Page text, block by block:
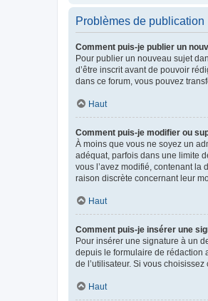
Problèmes de publication
Comment puis-je publier un
Pour publier un nouveau sujet
d’être inscrit avant de pouvoir
dans ce forum, vous pouvez
Haut
Comment puis-je modifier ou
À moins que vous ne soyez un
adéquat, parfois dans une limite
vous l’avez modifié, contenant la
raison discrète concernant leur
Haut
Comment puis-je insérer une
Pour insérer une signature à un
depuis le formulaire de rédaction
de l’utilisateur. Si vous
Haut